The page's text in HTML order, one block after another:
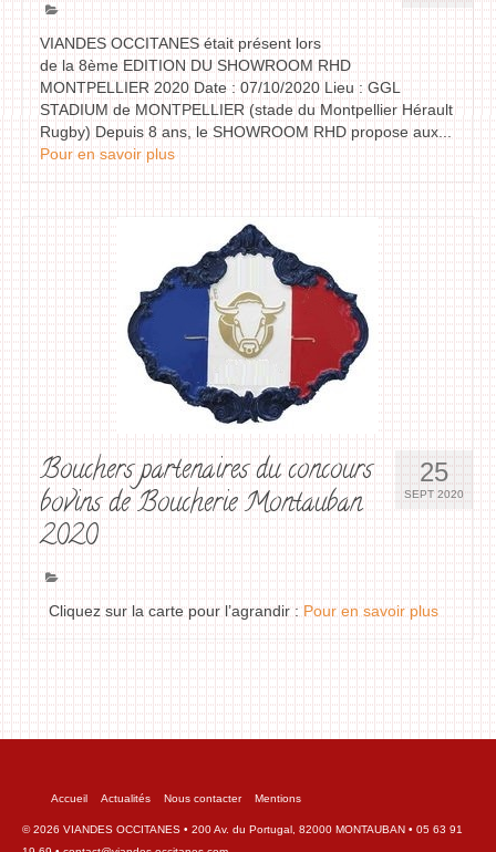
VIANDES OCCITANES était présent lors
de la 8ème EDITION DU SHOWROOM RHD
MONTPELLIER 2020 Date : 07/10/2020 Lieu : GGL
STADIUM de MONTPELLIER (stade du Montpellier Hérault
Rugby) Depuis 8 ans, le SHOWROOM RHD propose aux...
Pour en savoir plus
25
SEPT 2020
Bouchers partenaires du concours
bovins de Boucherie Montauban
2020
Cliquez sur la carte pour l’agrandir : Pour en savoir plus
Accueil Actualités Nous contacter Mentions
© 2026 VIANDES OCCITANES • 200 Av. du Portugal, 82000 MONTAUBAN • 05 63 91